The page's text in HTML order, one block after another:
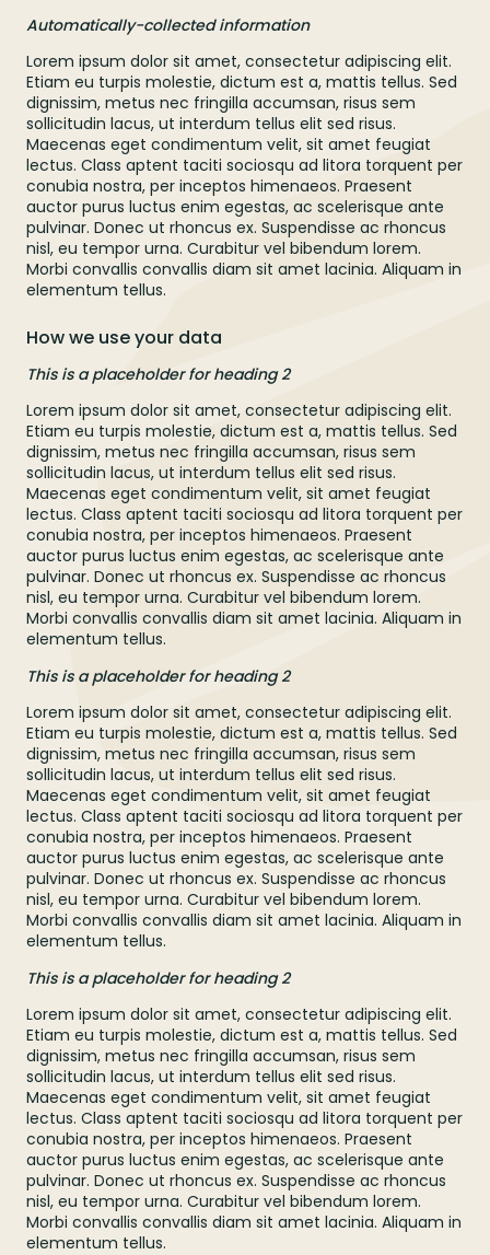
Automatically-collected information
Lorem ipsum dolor sit amet, consectetur adipiscing elit.
Etiam eu turpis molestie, dictum est a, mattis tellus. Sed
dignissim, metus nec fringilla accumsan, risus sem
sollicitudin lacus, ut interdum tellus elit sed risus.
Maecenas eget condimentum velit, sit amet feugiat
lectus. Class aptent taciti sociosqu ad litora torquent per
conubia nostra, per inceptos himenaeos. Praesent
auctor purus luctus enim egestas, ac scelerisque ante
pulvinar. Donec ut rhoncus ex. Suspendisse ac rhoncus
nisl, eu tempor urna. Curabitur vel bibendum lorem.
Morbi convallis convallis diam sit amet lacinia. Aliquam in
elementum tellus.
How we use your data
This is a placeholder for heading 2
Lorem ipsum dolor sit amet, consectetur adipiscing elit.
Etiam eu turpis molestie, dictum est a, mattis tellus. Sed
dignissim, metus nec fringilla accumsan, risus sem
sollicitudin lacus, ut interdum tellus elit sed risus.
Maecenas eget condimentum velit, sit amet feugiat
lectus. Class aptent taciti sociosqu ad litora torquent per
conubia nostra, per inceptos himenaeos. Praesent
auctor purus luctus enim egestas, ac scelerisque ante
pulvinar. Donec ut rhoncus ex. Suspendisse ac rhoncus
nisl, eu tempor urna. Curabitur vel bibendum lorem.
Morbi convallis convallis diam sit amet lacinia. Aliquam in
elementum tellus.
This is a placeholder for heading 2
Lorem ipsum dolor sit amet, consectetur adipiscing elit.
Etiam eu turpis molestie, dictum est a, mattis tellus. Sed
dignissim, metus nec fringilla accumsan, risus sem
sollicitudin lacus, ut interdum tellus elit sed risus.
Maecenas eget condimentum velit, sit amet feugiat
lectus. Class aptent taciti sociosqu ad litora torquent per
conubia nostra, per inceptos himenaeos. Praesent
auctor purus luctus enim egestas, ac scelerisque ante
pulvinar. Donec ut rhoncus ex. Suspendisse ac rhoncus
nisl, eu tempor urna. Curabitur vel bibendum lorem.
Morbi convallis convallis diam sit amet lacinia. Aliquam in
elementum tellus.
This is a placeholder for heading 2
Lorem ipsum dolor sit amet, consectetur adipiscing elit.
Etiam eu turpis molestie, dictum est a, mattis tellus. Sed
dignissim, metus nec fringilla accumsan, risus sem
sollicitudin lacus, ut interdum tellus elit sed risus.
Maecenas eget condimentum velit, sit amet feugiat
lectus. Class aptent taciti sociosqu ad litora torquent per
conubia nostra, per inceptos himenaeos. Praesent
auctor purus luctus enim egestas, ac scelerisque ante
pulvinar. Donec ut rhoncus ex. Suspendisse ac rhoncus
nisl, eu tempor urna. Curabitur vel bibendum lorem.
Morbi convallis convallis diam sit amet lacinia. Aliquam in
elementum tellus.